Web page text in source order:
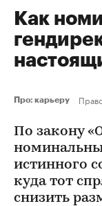
Как
Про: карьеру
По закону
истинного
куда тот
снизить